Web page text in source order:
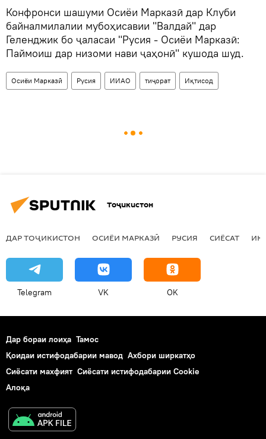
Конфронси шашуми Осиёи Марказӣ дар Клуби
байналмилалии мубоҳисавии "Валдай" дар
Геленджик бо ҷаласаи "Русия - Осиёи Марказӣ:
Паймоиш дар низоми нави ҷаҳонӣ" кушода шуд.
Осиёи Марказӣ Русия ИИАО тиҷорат Иқтисод
Тоҷикистон
ДАР ТОҶИКИСТОН ОСИЁИ МАРКАЗӢ РУСИЯ СИЁСАТ
Telegram VK OK
Дар бораи лоиҳа Тамос
Қоидаи истифодабарии мавод Ахбори ширкатҳо
Сиёсати махфият Сиёсати истифодабарии Cookie
Алоқа